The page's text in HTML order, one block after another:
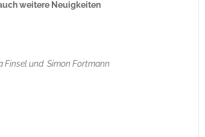
weitere Neuigkeiten
Finsel und Simon Fortmann